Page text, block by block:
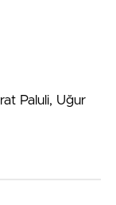
Paluli, Uğur